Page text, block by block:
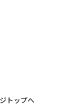
トップへ